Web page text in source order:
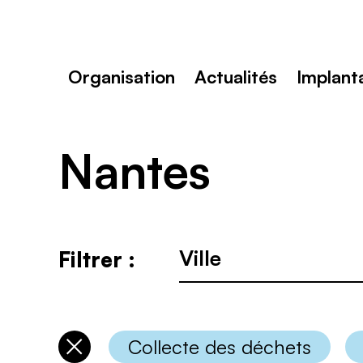
Organisation Actualités
Nantes
Filtrer :
Ville
:
DésélectionnerCollecte des déchets